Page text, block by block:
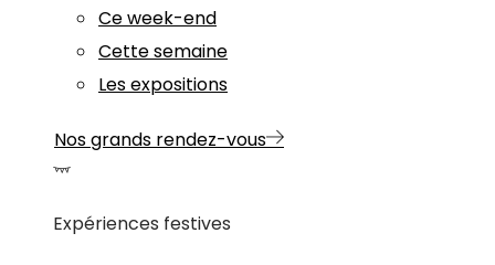
Ce week-end
Cette semaine
Les expositions
Nos grands rendez-vous
Expériences festives